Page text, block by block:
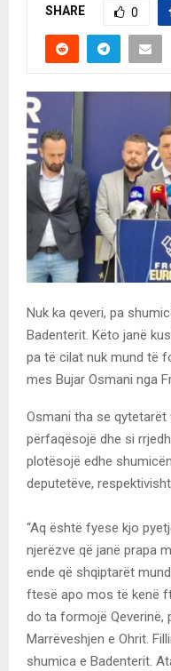
SHARE 0
Nuk ka qeveri, pa
Badenterit. Këto janë
pa të cilat nuk mund të
mes Bujar Osmani nga
Osmani tha se qytetarët
përfaqësojë dhe si
plotësojë edhe
deputetëve,
“Aq është fyese kjo
njerëzve që janë prapa
ende që shqiptarët
ftesë apo mos të kenë
do ta formojë Qeverinë,
Marrëveshjen e Ohrit.
shumica e Badenterit.